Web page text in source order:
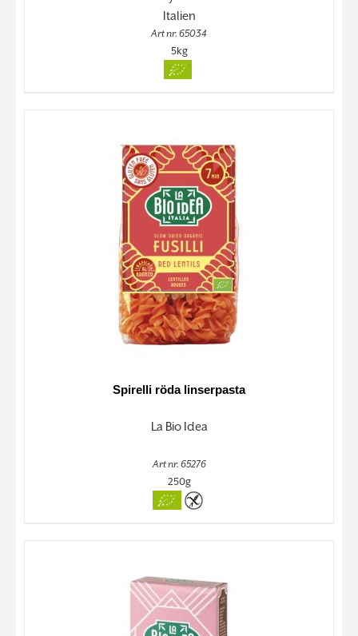
Italien
Art nr. 65034
5kg
Spirelli röda linserpasta
La Bio Idea
Art nr. 65276
250g